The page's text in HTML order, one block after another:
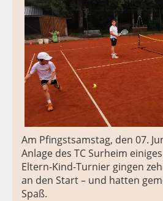
Am Pfingstsamstag, den 07.
Anlage des TC Surheim
Eltern-Kind-Turnier gingen
an den Start – und hatten
Spaß.